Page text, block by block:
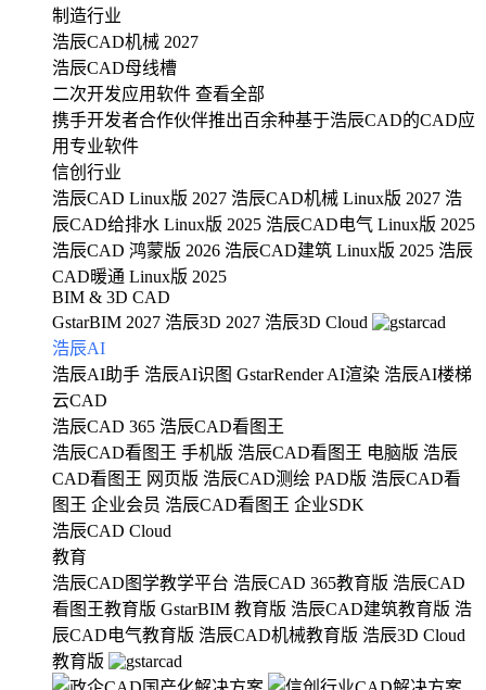
制造行业
浩辰CAD机械 2027
浩辰CAD母线槽
二次开发应用软件 查看全部
携手开发者合作伙伴推出百余种基于浩辰CAD的CAD应
用专业软件
信创行业
浩辰CAD Linux版 2027 浩辰CAD机械 Linux版 2027 浩
辰CAD给排水 Linux版 2025 浩辰CAD电气 Linux版 2025
浩辰CAD 鸿蒙版 2026 浩辰CAD建筑 Linux版 2025 浩辰
CAD暖通 Linux版 2025
BIM & 3D CAD
GstarBIM 2027 浩辰3D 2027 浩辰3D Cloud
浩辰AI
浩辰AI助手 浩辰AI识图 GstarRender AI渲染 浩辰AI楼梯
云CAD
浩辰CAD 365 浩辰CAD看图王
浩辰CAD看图王 手机版 浩辰CAD看图王 电脑版 浩辰
CAD看图王 网页版 浩辰CAD测绘 PAD版 浩辰CAD看
图王 企业会员 浩辰CAD看图王 企业SDK
浩辰CAD Cloud
教育
浩辰CAD图学教学平台 浩辰CAD 365教育版 浩辰CAD
看图王教育版 GstarBIM 教育版 浩辰CAD建筑教育版 浩
辰CAD电气教育版 浩辰CAD机械教育版 浩辰3D Cloud
教育版